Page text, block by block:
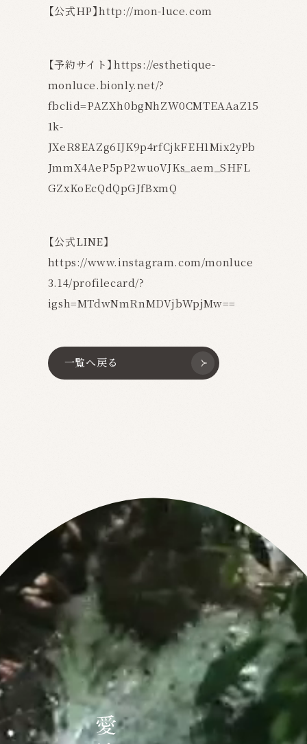
【公式HP】http://mon-luce.com
【予約サイト】https://esthetique-
monluce.bionly.net/?
fbclid=PAZXh0bgNhZW0CMTEAAaZ15
1k-
JXeR8EAZg6IJK9p4rfCjkFEH1Mix2yPb
JmmX4AeP5pP2wuoVJKs_aem_SHFL
GZxKoEcQdQpGJfBxmQ
【公式LINE】
https://www.instagram.com/monluce
3.14/profilecard/?
igsh=MTdwNmRnMDVjbWpjMw==
一覧へ戻る